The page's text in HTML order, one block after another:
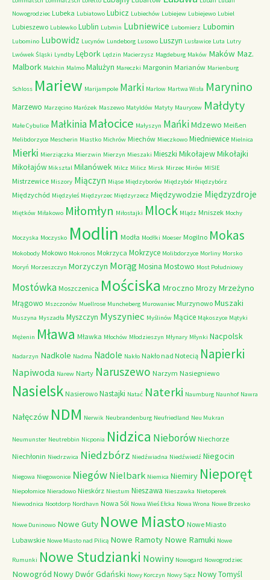
Nowogrodziec Lubeka Lubiatowo Lubicz Lubiechów Lubiejew Lubiejewo Lubiel
Lubieszewo Lublewko Lublin Lubmin Lubniewice Lubomierz Lubomin
Lubomino Lubowidz Lucynów Lundeborg Lusowo Luszyn Lusławice Luta Lutry
Lwówek Śląski Lyndby Lębork Lędzin Macierzysz Magdeburg Maków Maków Maz.
Malbork Malchin Malmo Malużyn Mareczki Margonin Marianów Marienburg
Schloss Mariew Marijampole Marki Marlow Martwa Wisła Marynino
Marzewo Marzęcino Marózek Maszewo Matyldów Matyty Maurycew Małdyty
Małe Cybulice Małkinia Małocice Małyszyn MańkiMdzewo Meißen
Melibdorzyce Mescherin Miastko Michrów Miechów Mieczkowo Miedniewice Mielnica
Mierki Mierziączka Mierzwin Mierzyn Mieszaki Mieszki MikołajewMikołajki
Mikołajów Miksztal Milanówek Milcz Milicz Mirsk Mirzec Mirów MISIE
Mistrzewice Miszory Miączyn Miąse Międzyborów Międzybór Międzybórz
Międzychód Międzyleś Międzyrzec Międzyrzecz Międzywodzie Międzyzdroje
Miętków Miłakowo Miłomłyn Miłostajki Mlock Mlądz Mniszek Mochy
Moczyska Moczysko Modlin Modła Modłki Moeser Mogilno Mokas
Mokobody Mokowo Mokronos Mokrzyca Mokrzyce Molibdorzyce Morliny Morsko
Moryń Morzeszczyn Morzyczyn MorągMosina Mostowo Most Południowy
Mostówka Moszczenica Mościska Mroczno Mrozy Mrzeżyno
Mrągowo Mszczonów Muellrose Muncheberg Murowaniec Murzynowo Muszaki
Muszyna Myszadła Myszczyn Myszyniec Myślinów Mącice Mąkoszyce Mątyki
Mężenin Mława Mławka Młochów Młodzieszyn Młynary Młynki Nacpolsk
Nadarzyn Nadkole Nadma Nadole Nakło Nakło nad Notecią Napierki
Napiwoda Narew Narty Naruszewo Narzym Nasiegniewo
Nasielsk Nasierowo Nastajki Natać Naterki Naumburg Naunhof Nawra
Nałęczów NDM Nerwik Neubrandenburg Neufriedland Neu Mukran
Neumunster Neutrebbin Nicponia Nidzica Nieborów Niechorze
Niechłonin Niedrzwica Niedzbórz Niedźwiadna Niedźwiedź Niegocin
Niegowa Niegowonice Niegów Nielbark Niemica Niemiry Nieporęt
Niepołomice Nieradowo Nieskórz Niestum Nieszawa Nieszawka Nietoperek
Niewodnica Nootdorp Nordhavn Nowa Sól Nowa Wieś Ełcka Nowa Wrona Nowe Brzesko
Nowe Duninowo Nowe Guty Nowe Miasto Nowe Miasto
Lubawskie Nowe Miasto nad Pilicą Nowe Ramoty Nowe Ramuki Nowe
Rumunki Nowe Studzianki Nowiny Nowogard Nowogrodziec
Nowogród Nowy Dwór Gdański Nowy Korczyn Nowy Sącz Nowy Tomyśl